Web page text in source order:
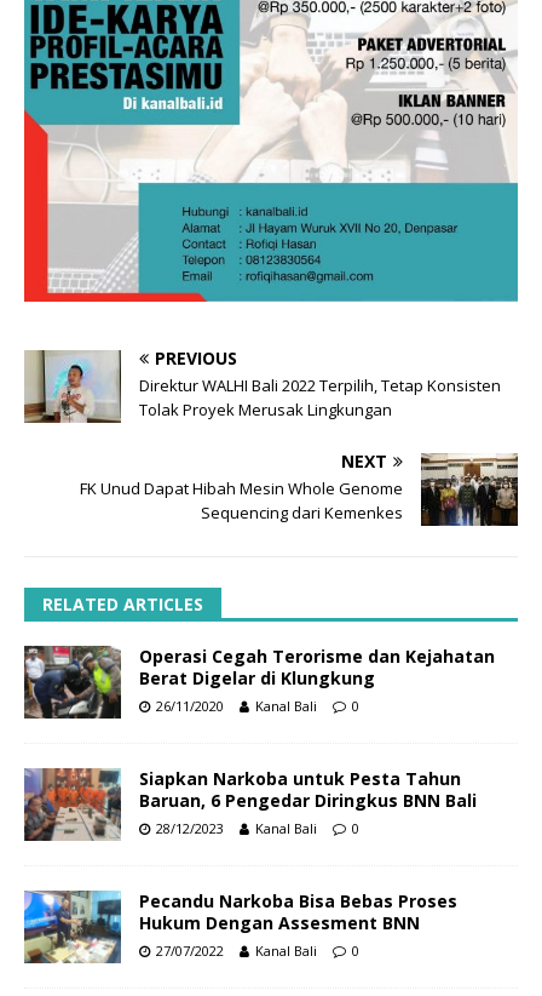
PREVIOUS
Direktur WALHI Bali 2022 Terpilih, Tetap Konsisten
Tolak Proyek Merusak Lingkungan
NEXT
FK Unud Dapat Hibah Mesin Whole Genome
Sequencing dari Kemenkes
RELATED ARTICLES
Operasi Cegah Terorisme dan Kejahatan
Berat Digelar di Klungkung
26/11/2020 Kanal Bali 0
Siapkan Narkoba untuk Pesta Tahun
Baruan, 6 Pengedar Diringkus BNN Bali
28/12/2023 Kanal Bali 0
Pecandu Narkoba Bisa Bebas Proses
Hukum Dengan Assesment BNN
27/07/2022 Kanal Bali 0